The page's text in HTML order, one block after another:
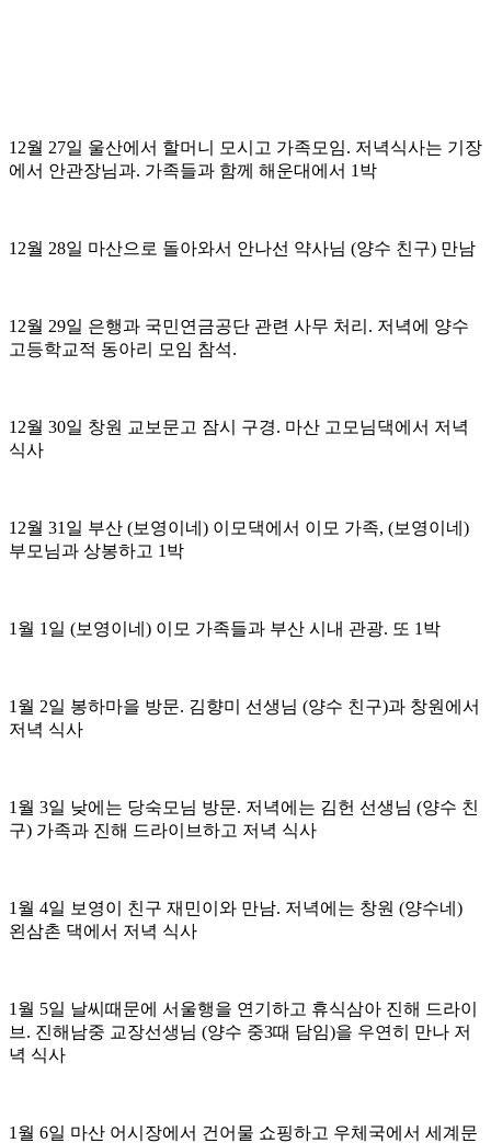
12월 27일 울산에서 할머니 모시고 가족모임. 저녁식사는 기장
에서 안관장님과. 가족들과 함께 해운대에서 1박
12월 28일 마산으로 돌아와서 안나선 약사님 (양수 친구) 만남
12월 29일 은행과 국민연금공단 관련 사무 처리. 저녁에 양수
고등학교적 동아리 모임 참석.
12월 30일 창원 교보문고 잠시 구경. 마산 고모님댁에서 저녁
식사
12월 31일 부산 (보영이네) 이모댁에서 이모 가족, (보영이네)
부모님과 상봉하고 1박
1월 1일 (보영이네) 이모 가족들과 부산 시내 관광. 또 1박
1월 2일 봉하마을 방문. 김향미 선생님 (양수 친구)과 창원에서
저녁 식사
1월 3일 낮에는 당숙모님 방문. 저녁에는 김헌 선생님 (양수 친
구) 가족과 진해 드라이브하고 저녁 식사
1월 4일 보영이 친구 재민이와 만남. 저녁에는 창원 (양수네)
왼삼촌 댁에서 저녁 식사
1월 5일 날씨때문에 서울행을 연기하고 휴식삼아 진해 드라이
브. 진해남중 교장선생님 (양수 중3때 담임)을 우연히 만나 저
녁 식사
1월 6일 마산 어시장에서 건어물 쇼핑하고 우체국에서 세계문